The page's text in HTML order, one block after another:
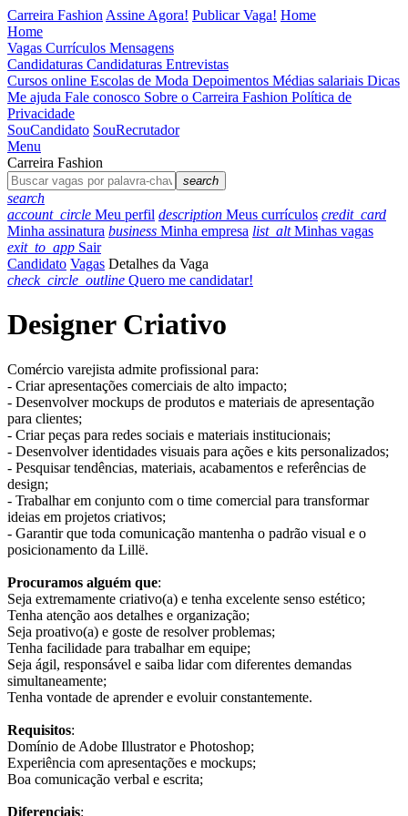
Carreira Fashion Assine Agora! Publicar Vaga! Home
Home
Vagas Currículos Mensagens
Candidaturas Candidaturas Entrevistas
Cursos online Escolas de Moda Depoimentos Médias salariais Dicas
Me ajuda Fale conosco Sobre o Carreira Fashion Política de
Privacidade
SouCandidato SouRecrutador
Menu
Carreira Fashion
search
search
account_circle Meu perfil description Meus currículos credit_card
Minha assinatura business Minha empresa list_altMinhas vagas
exit_to_app Sair
Candidato Vagas Detalhes da Vaga
check_circle_outline Quero me candidatar!
Designer Criativo
Comércio varejista admite profissional para:
- Criar apresentações comerciais de alto impacto;
- Desenvolver mockups de produtos e materiais de apresentação
para clientes;
- Criar peças para redes sociais e materiais institucionais;
- Desenvolver identidades visuais para ações e kits personalizados;
- Pesquisar tendências, materiais, acabamentos e referências de
design;
- Trabalhar em conjunto com o time comercial para transformar
ideias em projetos criativos;
- Garantir que toda comunicação mantenha o padrão visual e o
posicionamento da Lillë.
Procuramos alguém que:
Seja extremamente criativo(a) e tenha excelente senso estético;
Tenha atenção aos detalhes e organização;
Seja proativo(a) e goste de resolver problemas;
Tenha facilidade para trabalhar em equipe;
Seja ágil, responsável e saiba lidar com diferentes demandas
simultaneamente;
Tenha vontade de aprender e evoluir constantemente.
Requisitos:
Domínio de Adobe Illustrator e Photoshop;
Experiência com apresentações e mockups;
Boa comunicação verbal e escrita;
Diferenciais: